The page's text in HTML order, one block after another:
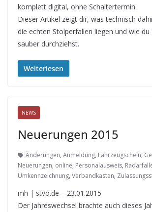
komplett digital, ohne Schaltertermin.
Dieser Artikel zeigt dir, was technisch
die echten Stolperfallen liegen und wie du
sauber durchziehst.
Weiterlesen
NEWS
Neuerungen 2015
Änderungen, Anmeldung, Fahrzeugschein,
Neuerungen, online, Personalausweis,
Umkennzeichnung, Verbandkasten,
mh | stvo.de – 23.01.2015
Der Jahreswechsel brachte auch dieses